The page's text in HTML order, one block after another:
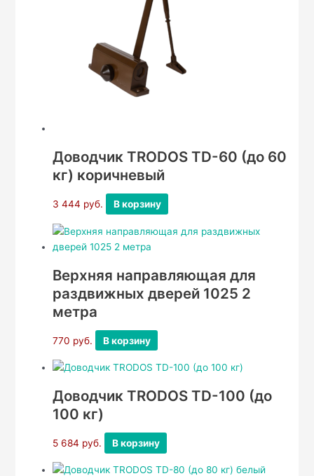
Доводчик TRODOS TD-60 (до 60
кг) коричневый
3 444 руб. В корзину
Верхняя направляющая для
раздвижных дверей 1025 2
метра
770 руб. В корзину
Доводчик TRODOS TD-100 (до
100 кг)
5 684 руб. В корзину